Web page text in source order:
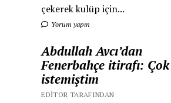
çekerek kulüp için...
Yorum yapın
Abdullah Avcı’dan
Fenerbahçe itirafı: Çok
istemiştim
EDITOR TARAFINDAN